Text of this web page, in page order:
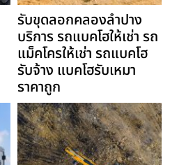
รับขุดลอกคลองลำปาง
บริการ รถแบคโฮให้เช่า รถ
แม็คโครให้เช่า รถแบคโฮ
รับจ้าง แบคโฮรับเหมา
ราคาถูก